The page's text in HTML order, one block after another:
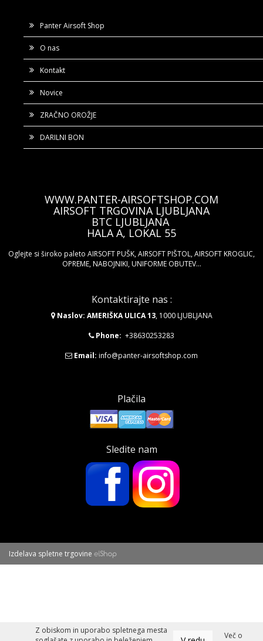
Panter Airsoft Shop
O nas
Kontakt
Novice
ZRAČNO OROŽJE
DARILNI BON
WWW.PANTER-AIRSOFTSHOP.COM
AIRSOFT TRGOVINA LJUBLJANA
BTC LJUBLJANA
HALA A, LOKAL 55
Oglejte si široko paleto AIRSOFT PUŠK, AIRSOFT PIŠTOL, AIRSOFT KROGLIC,
OPREME, NABOJNIKI, UNIFORME OBUTEV...
Kontaktirajte nas :
Naslov: AMERIŠKA ULICA 13, 1000 LJUBLJANA
Phone: +38630253283
Email: info@panter-airsoftshop.com
Plačila
Sledite nam
Izdelava spletne trgovine
Z obiskom in uporabo spletnega mesta
Več o